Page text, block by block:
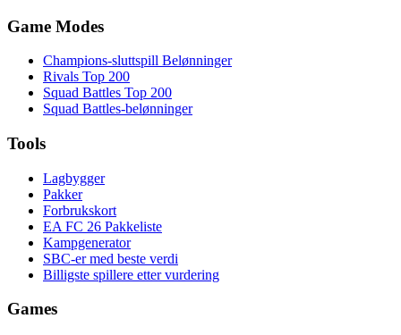
Game Modes
Champions-sluttspill Belønninger
Rivals Top 200
Squad Battles Top 200
Squad Battles-belønninger
Tools
Lagbygger
Pakker
Forbrukskort
EA FC 26 Pakkeliste
Kampgenerator
SBC-er med beste verdi
Billigste spillere etter vurdering
Games